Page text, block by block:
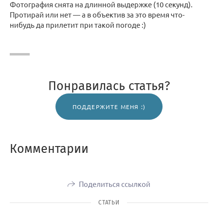
Фотография снята на длинной выдержке (10 секунд).
Протирай или нет — а в объектив за это время что-
нибудь да прилетит при такой погоде :)
Понравилась статья?
ПОДДЕРЖИТЕ МЕНЯ :)
Комментарии
Поделиться ссылкой
СТАТЬИ